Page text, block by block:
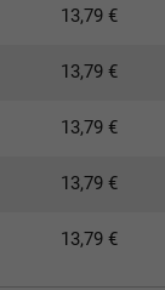
13,79 €
13,79 €
13,79 €
13,79 €
13,79 €